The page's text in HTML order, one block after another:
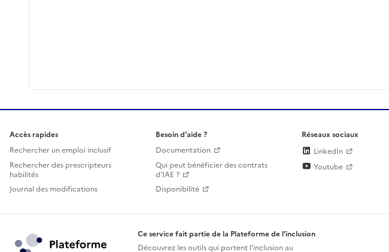
Accès rapides
Rechercher un emploi inclusif
Rechercher des prescripteurs
habilités
Journal des modifications
Besoin d'aide ?
Documentation
Qui peut bénéficier des contrats
d'IAE ?
Disponibilité
Réseaux sociaux
LinkedIn
Youtube
Ce service fait partie de la Plateforme de l’inclusion
Découvrez les outils qui portent l'inclusion au